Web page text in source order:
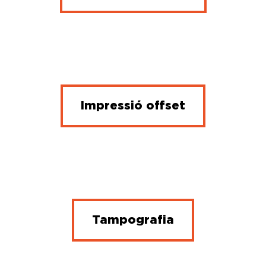
Impressió offset
Tampografia